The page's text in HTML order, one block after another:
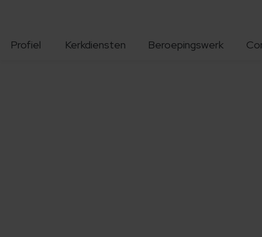
Profiel Kerkdiensten Beroepingswerk